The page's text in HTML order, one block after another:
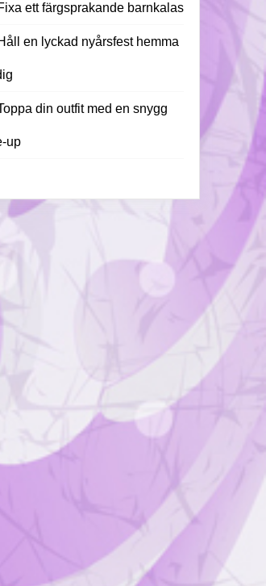
ett färgsprakande barnkalas
en lyckad nyårsfest hemma
din outfit med en snygg
up